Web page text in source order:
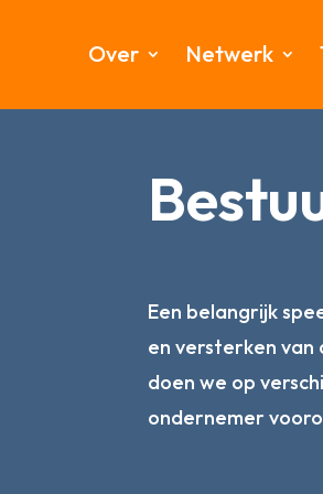
Over Netwerk
Een belangrijk
en versterken
doen we op
ondernemer